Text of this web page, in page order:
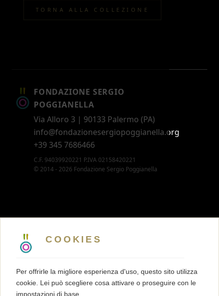
COOKIES
Per offrirle la migliore esperienza d'uso, questo sito utilizza
cookie. Lei può scegliere cosa attivare o proseguire con le
impostazioni di base.
TORNA ALLA COLLEZIONE
FONDAZIONE SERGIO
POGGIANELLA
Via Alloro 3 | 90133 Palermo (PA)
info@fondazionesergiopoggianella.org
+39 345 7686466
C.F. 94039920221 P.IVA 02158420221
© 2014 - 2026 Fondazione Sergio Poggianella
5 X MILLE
MEMBERSHIP
TRASPARENZA
TERMINI E CONDIZIONI